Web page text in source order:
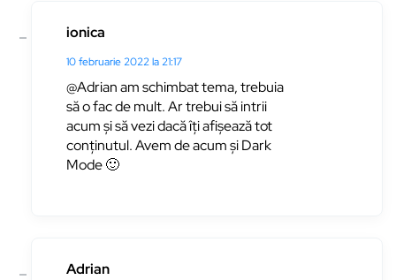
ionica
10 februarie 2022 la 21:17
@Adrian am schimbat tema, trebuia
să o fac de mult. Ar trebui să intrii
acum și să vezi dacă îți afișează tot
conținutul. Avem de acum și Dark
Mode 🙂
Adrian